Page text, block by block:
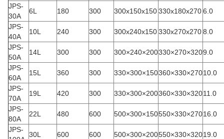
JPS-
30A
6L 180 300 300x150x150330x180x2706.0
JPS-
40A
10L 240 300 300x240x150330x270x2708.0
JPS-
50A
14L 300 300 300×240×200330×270×3209.0
JPS-
60A
15L 360 300 330×300×150360×330×27010.0
JPS-
70A
19L 420 300 330×300×200360×330×32011.0
JPS-
80A
22L 480 600 500×300×150550×330×27016.0
JPS-
30L 600 600 500×300×200550×330×32019.0